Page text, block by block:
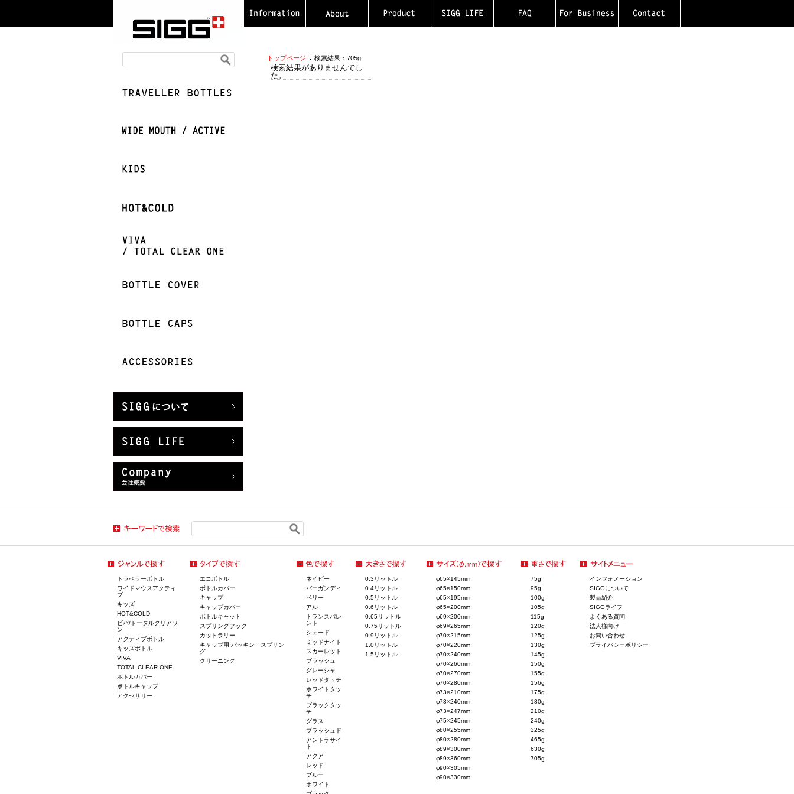
トップページ 検索結果：705g
検索結果がありませんでし
た。
トラベラーボトル
ワイドマウスアクティ
ブ
キッズ
HOT&COLD;
ビバ/トータルクリアワ
ン
アクティブボトル
キッズボトル
VIVA
TOTAL CLEAR ONE
ボトルカバー
ボトルキャップ
アクセサリー
エコボトル
ボトルカバー
キャップ
キャップカバー
ボトルキャット
スプリングフック
カットラリー
キャップ用 パッキン・スプリン
グ
クリーニング
ネイビー
バーガンディ
ベリー
アル
トランスパレ
ント
シェード
ミッドナイト
スカーレット
ブラッシュ
グレーシャ
レッドタッチ
ホワイトタッ
チ
ブラックタッ
チ
グラス
ブラッシュド
アントラサイ
ト
アクア
レッド
ブルー
ホワイト
0.3リットル
0.4リットル
0.5リットル
0.6リットル
0.65リットル
0.75リットル
0.9リットル
1.0リットル
1.5リットル
φ65×145mm
φ65×150mm
φ65×195mm
φ65×200mm
φ69×200mm
φ69×265mm
φ70×215mm
φ70×220mm
φ70×240mm
φ70×260mm
φ70×270mm
φ70×280mm
φ73×210mm
φ73×240mm
φ73×247mm
φ75×245mm
φ80×255mm
φ80×280mm
φ89×300mm
φ89×360mm
φ90×305mm
φ90×330mm
75g
95g
100g
105g
115g
120g
125g
130g
145g
150g
155g
156g
175g
180g
210g
240g
325g
465g
630g
705g
インフォメーション
SIGGについて
製品紹介
SIGGライフ
よくある質問
法人様向け
お問い合わせ
プライバシーポリシー